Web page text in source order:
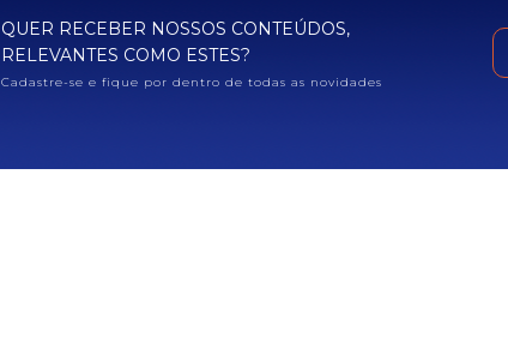
QUER RECEBER NOSSOS CONTEÚDOS,
RELEVANTES COMO ESTES?
Cadastre-se e fique por dentro de todas as novidades